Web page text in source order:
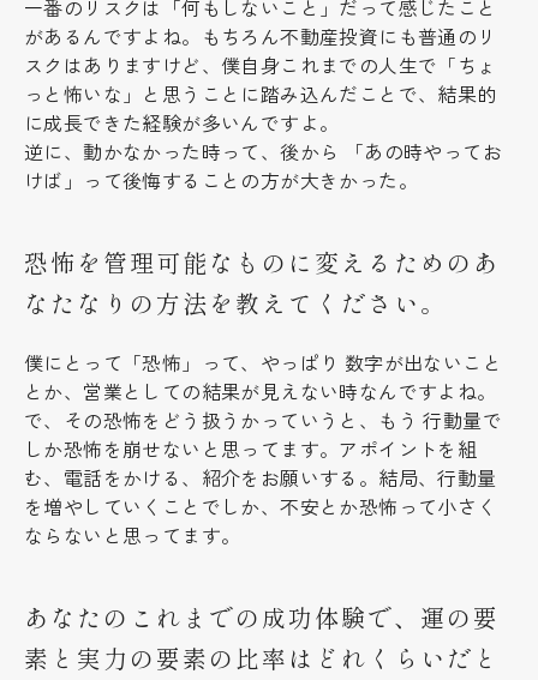
一番のリスクは「何もしないこと」だって感じたこと
があるんですよね。もちろん不動産投資にも普通のリ
スクはありますけど、僕自身これまでの人生で「ちょ
っと怖いな」と思うことに踏み込んだことで、結果的
に成長できた経験が多いんですよ。
逆に、動かなかった時って、後から 「あの時やってお
けば」って後悔することの方が大きかった。
恐怖を管理可能なものに変えるためのあ
なたなりの方法を教えてください。
僕にとって「恐怖」って、やっぱり 数字が出ないこと
とか、営業としての結果が見えない時なんですよね。
で、その恐怖をどう扱うかっていうと、もう 行動量で
しか恐怖を崩せないと思ってます。アポイントを組
む、電話をかける、紹介をお願いする。結局、行動量
を増やしていくことでしか、不安とか恐怖って小さく
ならないと思ってます。
あなたのこれまでの成功体験で、運の要
素と実力の要素の比率はどれくらいだと